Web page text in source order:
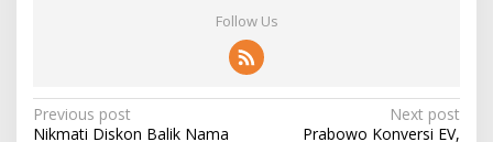
Follow Us
Post
Previous post
Nikmati Diskon Balik Nama
Next post
Prabowo Konversi EV,